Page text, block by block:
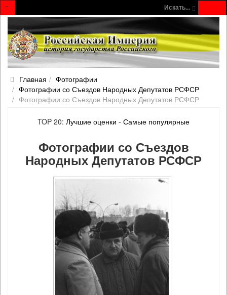
Искать...
Главная
Фотографии
Фотографии со Съездов Народных Депутатов РСФСР
Фотографии со Съездов Народных Депутатов РСФСР
TOP 20: Лучшие оценки - Самые популярные
Фотографии со Съездов
Народных Депутатов РСФСР